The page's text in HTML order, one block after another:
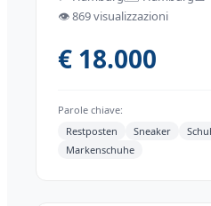
👁️869 visualizzazioni
€ 18.000
Parole chiave:
Restposten
Sneaker
Markenschuhe